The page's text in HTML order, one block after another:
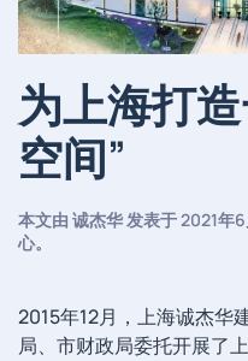
为上海打
空间”
本文由 诚杰华发表于2021年6
心。
2015年12月，上海诚杰华
局、市财政局委托开展了